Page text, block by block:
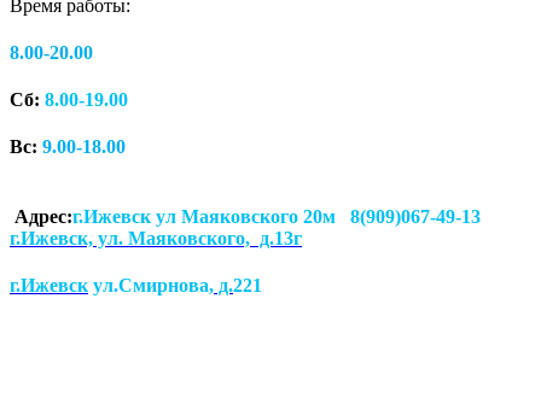
Время работы:
8.00-20.00
Сб: 8.00-19.00
Вс: 9.00-18.00
Адрес:г.Ижевск ул Маяковского 20м 8(909)067-49-13
г.Ижевск, ул. Маяковского, д.13г
г.Ижевск ул.Смирнова, д.221